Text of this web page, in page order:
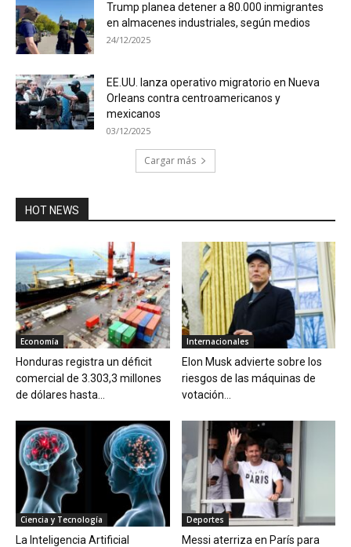
Trump planea detener a 80.000 inmigrantes
en almacenes industriales, según medios
24/12/2025
EE.UU. lanza operativo migratorio en Nueva
Orleans contra centroamericanos y
mexicanos
03/12/2025
Cargar más
HOT NEWS
Economía
Honduras registra un déficit
comercial de 3.303,3 millones
de dólares hasta...
Internacionales
Elon Musk advierte sobre los
riesgos de las máquinas de
votación...
Ciencia y Tecnología
La Inteligencia Artificial
Deportes
Messi aterriza en París para